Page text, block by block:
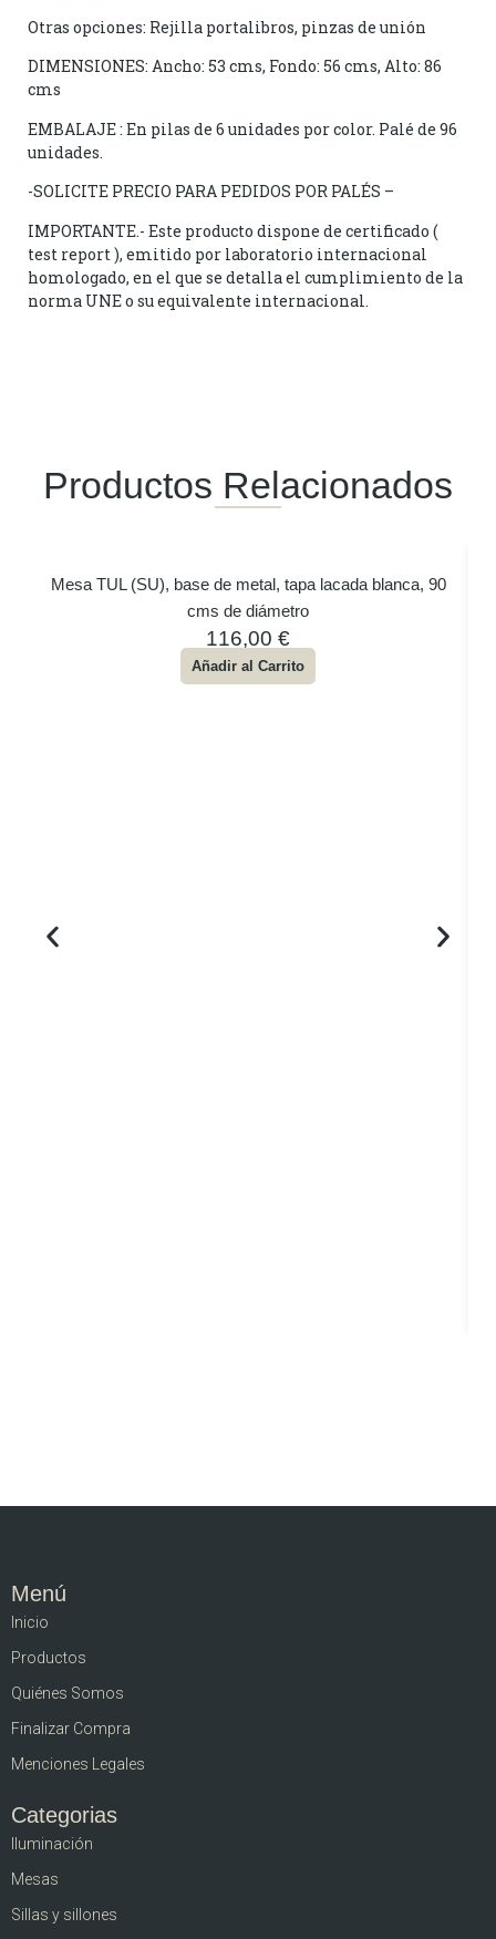
Otras opciones: Rejilla portalibros, pinzas de unión
DIMENSIONES: Ancho: 53 cms, Fondo: 56 cms, Alto: 86
cms
EMBALAJE : En pilas de 6 unidades por color. Palé de 96
unidades.
-SOLICITE PRECIO PARA PEDIDOS POR PALÉS –
IMPORTANTE.- Este producto dispone de certificado (
test report ), emitido por laboratorio internacional
homologado, en el que se detalla el cumplimiento de la
norma UNE o su equivalente internacional.
Productos Relacionados
Mesa TUL (SU), base de metal, tapa lacada blanca, 90
cms de diámetro
116,00 €
Añadir al Carrito
Menú
Inicio
Productos
Quiénes Somos
Finalizar Compra
Menciones Legales
Categorias
Iluminación
Mesas
Sillas y sillones